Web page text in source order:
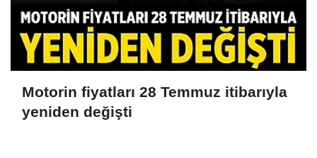
Motorin fiyatları 28 Temmuz itibarıyla
yeniden değişti